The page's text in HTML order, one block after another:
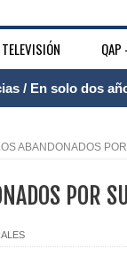
TELEVISIÓN QAP
/ El Aeropuerto
/ Caldas
ABANDONADOS
POR